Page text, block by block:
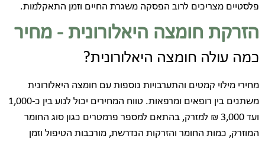
פלסטיים מצריכים לרוב הפסקה משגרת החיים וזמן התאקלמות.
הזרקת חומצה היאלורונית - מחיר
כמה עולה חומצה היאלורונית?
מחירי מילוי קמטים והתערבויות נוספות עם חומצה היאלורונית
משתנים בין רופאים ומרפאות. טווח המחירים יכול לנוע בין כ-1,000
ועד 3,000 ₪ למזרק, בהתאם למספר פרמטרים כגון סוג החומר
המוזרק, כמות החומר והזרקות הנדרשת, מורכבות הטיפול וזמן